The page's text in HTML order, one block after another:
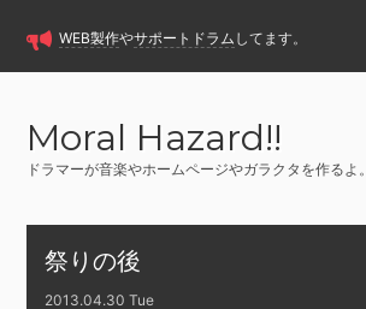
WEB製作やサポートドラム してます。
Moral Hazard!!
ドラマーが音楽やホームページやガラクタを作るよ。
祭りの後
2013.04.30 Tue